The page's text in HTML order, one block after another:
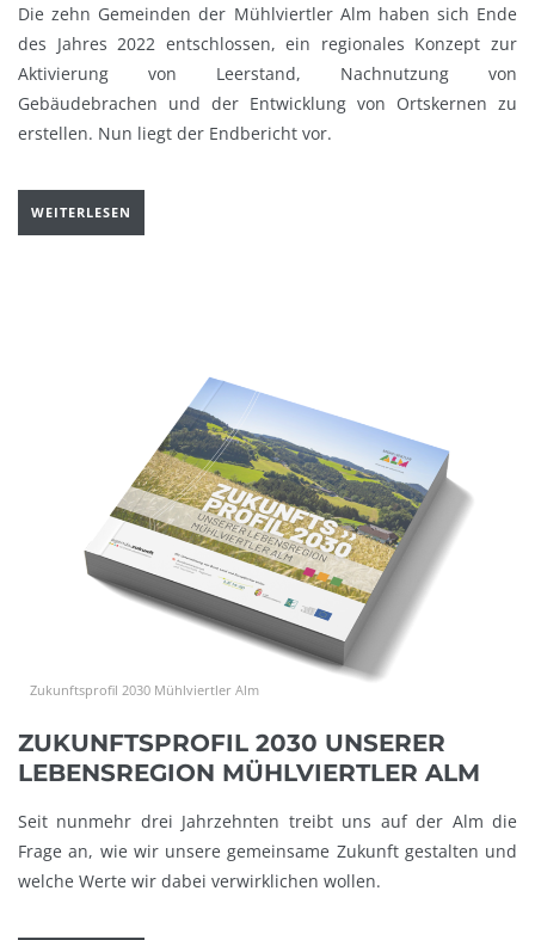
Die zehn Gemeinden der Mühlviertler Alm haben sich Ende
des Jahres 2022 entschlossen, ein regionales Konzept zur
Aktivierung von Leerstand, Nachnutzung von
Gebäudebrachen und der Entwicklung von Ortskernen zu
erstellen. Nun liegt der Endbericht vor.
WEITERLESEN
Zukunftsprofil 2030 Mühlviertler Alm
ZUKUNFTSPROFIL 2030 UNSERER
LEBENSREGION MÜHLVIERTLER ALM
Seit nunmehr drei Jahrzehnten treibt uns auf der Alm die
Frage an, wie wir unsere gemeinsame Zukunft gestalten und
welche Werte wir dabei verwirklichen wollen.